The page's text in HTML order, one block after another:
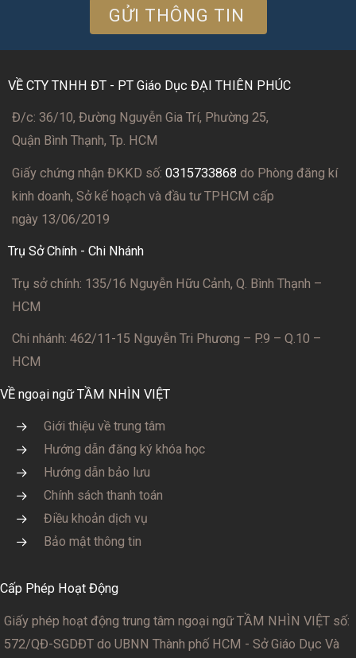
VỀ CTY TNHH ĐT - PT Giáo Dục ĐẠI THIÊN PHÚC
Đ/c: 36/10, Đường Nguyễn Gia Trí, Phường 25,
Quận Bình Thạnh, Tp. HCM
Giấy chứng nhận ĐKKD số: 0315733868 do Phòng đăng kí
kinh doanh, Sở kế hoạch và đầu tư TPHCM cấp
ngày 13/06/2019
Trụ Sở Chính - Chi Nhánh
Trụ sở chính: 135/16 Nguyễn Hữu Cảnh, Q. Bình Thạnh –
HCM
Chi nhánh: 462/11-15 Nguyễn Tri Phương – P.9 – Q.10 –
HCM
VỀ ngoại ngữ TẦM NHÌN VIỆT
Giới thiệu về trung tâm
Hướng dẫn đăng ký khóa học
Hướng dẫn bảo lưu
Chính sách thanh toán
Điều khoản dịch vụ
Bảo mật thông tin
Cấp Phép Hoạt Động
Giấy phép hoạt động trung tâm ngoại ngữ TẦM NHÌN VIỆT số:
572/QĐ-SGDĐT do UBNN Thành phố HCM - Sở Giáo Dục Và